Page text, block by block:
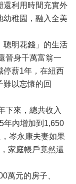
還利用時間充實外
幼稚園，融入全美
聰明花錢」的生活
晉身千萬富翁一
停薪1年，在紐西
以忘懷的回
下來，總共收入
年內增加到1,650
岑永康夫妻如果
家庭帳戶竟然還
萬元的房子、